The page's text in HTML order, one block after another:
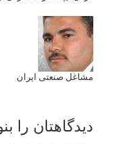
مشاغل صنعتی ایران
دیدگاهتان را